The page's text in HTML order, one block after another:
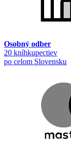
Osobný odber
20 kníhkupectiev
po celom Slovensku